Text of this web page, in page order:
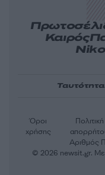
Καιρός
Ταυτότητα
Αριθμός
Όροι
χρήσης
Πολιτική
© 2026 newsit.gr. Με